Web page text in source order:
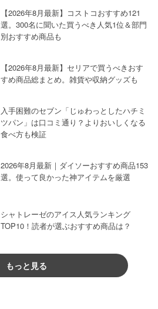
【2026年8月最新】コストコおすすめ121
選。300名に聞いた買うべき人気1位＆部門
別おすすめ商品も
【2026年8月最新】セリアで買うべきおす
すめ商品総まとめ。雑貨や収納グッズも
入手困難のセブン「じゅわっとしたハチミ
ツパン」は口コミ通り？よりおいしくなる
食べ方も検証
2026年8月最新｜ダイソーおすすめ商品153
選。使って良かった神アイテムを厳選
シャトレーゼのアイス人気ランキング
TOP10！読者が選ぶおすすめ商品は？
もっと見る